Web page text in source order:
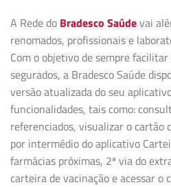
A Rede do Bradesco Saúdevai
renomados, profissionais e
Com o objetivo de sempre
segurados, a Bradesco Saúde
versão atualizada do seu
funcionalidades, tais como:
referenciados, visualizar o cartão
por intermédio do aplicativo
farmácias próximas, 2ª via do
carteira de vacinação e acessar o